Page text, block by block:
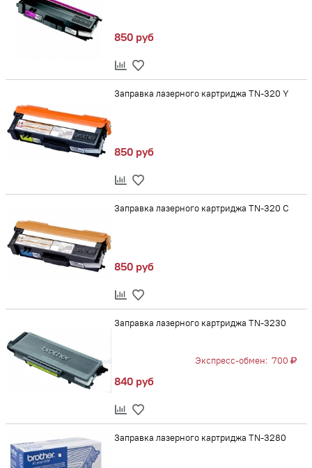
850 руб
Заправка лазерного картриджа TN-320 Y
850 руб
Заправка лазерного картриджа TN-320 С
850 руб
Заправка лазерного картриджа TN-3230
Экспресс-обмен:700
840 руб
Заправка лазерного картриджа TN-3280